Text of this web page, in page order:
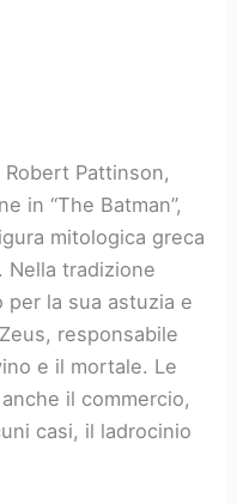
Robert Pattinson,
in “The Batman”,
mitologica greca
Nella tradizione
per la sua astuzia e
responsabile
e il mortale. Le
il commercio,
casi, il ladrocinio